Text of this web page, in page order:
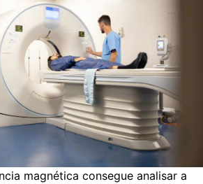
magnética consegue analisar a